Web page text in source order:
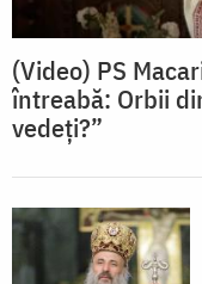
(Video) PS
întreabă: Orbii
vedeți?”